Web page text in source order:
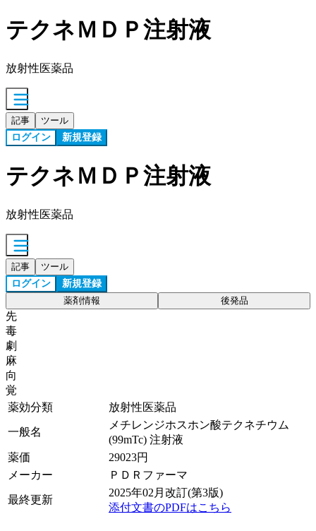
テクネＭＤＰ注射液
放射性医薬品
記事 ツール
ログイン 新規登録
テクネＭＤＰ注射液
放射性医薬品
記事 ツール
ログイン 新規登録
薬剤情報 後発品
先
毒
劇
麻
向
覚
薬効分類
放射性医薬品
一般名
メチレンジホスホン酸テクネチウム
(99mTc) 注射液
薬価
29023円
メーカー
ＰＤＲファーマ
最終更新
2025年02月改訂(第3版)
添付文書のPDFはこちら